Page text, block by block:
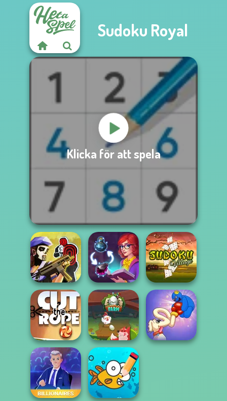
Sudoku Royal
Klicka för att spela
Tom Clancy's
Shootout
Sorting Sorcery Sudoku Village
Cut the Rope Egg Farm